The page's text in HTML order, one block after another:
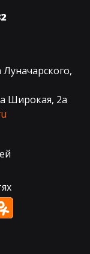
Широкая, 2а